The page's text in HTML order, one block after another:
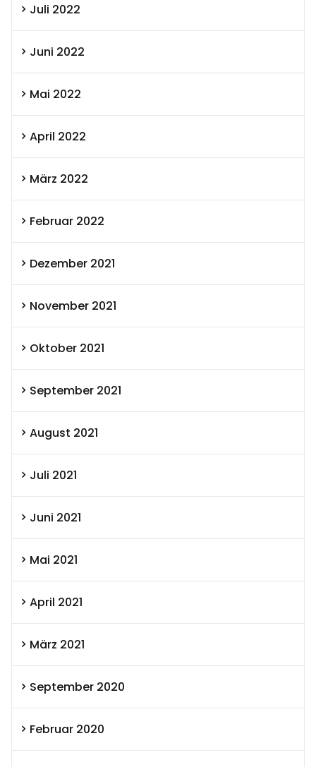
Juli 2022
Juni 2022
Mai 2022
April 2022
März 2022
Februar 2022
Dezember 2021
November 2021
Oktober 2021
September 2021
August 2021
Juli 2021
Juni 2021
Mai 2021
April 2021
März 2021
September 2020
Februar 2020